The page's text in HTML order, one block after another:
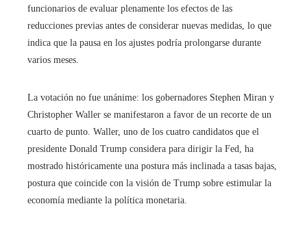
funcionarios de evaluar plenamente los efectos de las
reducciones previas antes de considerar nuevas medidas, lo que
indica que la pausa en los ajustes podría prolongarse durante
varios meses.
La votación no fue unánime: los gobernadores Stephen Miran y
Christopher Waller se manifestaron a favor de un recorte de un
cuarto de punto. Waller, uno de los cuatro candidatos que el
presidente Donald Trump considera para dirigir la Fed, ha
mostrado históricamente una postura más inclinada a tasas bajas,
postura que coincide con la visión de Trump sobre estimular la
economía mediante la política monetaria.